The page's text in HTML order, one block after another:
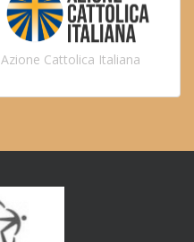
Azione Cattolica Italiana